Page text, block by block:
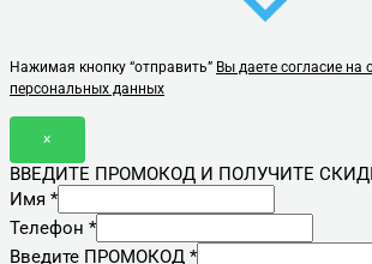
Нажимая кнопку “отправить” Вы даете согласие на
персональных данных
×
ВВЕДИТЕ ПРОМОКОД И ПОЛУЧИТЕ
Имя *
Телефон *
Введите ПРОМОКОД *